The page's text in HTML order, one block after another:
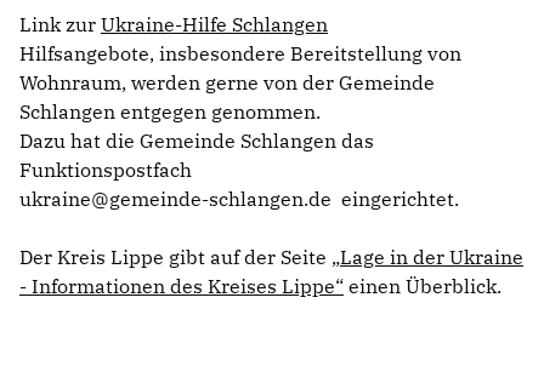
Link zur Ukraine-Hilfe Schlangen
Hilfsangebote, insbesondere Bereitstellung von
Wohnraum, werden gerne von der Gemeinde
Schlangen entgegen genommen.
Dazu hat die Gemeinde Schlangen das
Funktionspostfach
ukraine@gemeinde-schlangen.de eingerichtet.
Der Kreis Lippe gibt auf der Seite Lage in der Ukraine
- Informationen des Kreises Lippe“ einen Überblick.